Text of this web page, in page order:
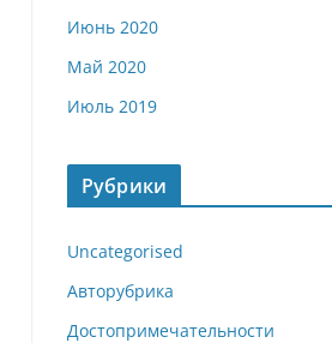
Июнь 2020
Май 2020
Июль 2019
Рубрики
Uncategorised
Авторубрика
Достопримечательности